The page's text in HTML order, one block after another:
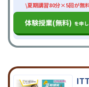
\夏期講習80分×5回が無
体験授業(無料) を申